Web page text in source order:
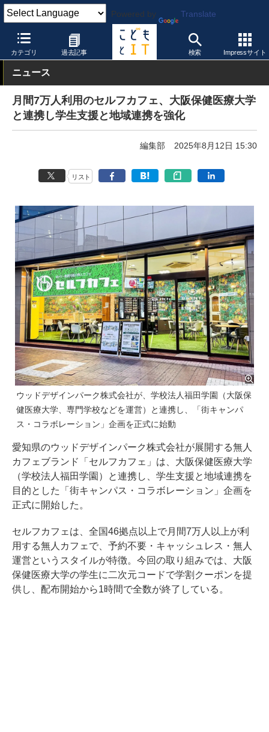
Powered by Translate
カテゴリ 過去記事 検索 Impressサイト
こどもとIT 製品・サービス
ニュース
月間7万人利用のセルフカフェ、大阪保健医療大学
と連携し学生支援と地域連携を強化
編集部 2025年8月12日 15:30
リスト
ウッドデザインパーク株式会社が、学校法人福田学園（大阪保
健医療大学、専門学校などを運営）と連携し、「街キャンパ
ス・コラボレーション」企画を正式に始動
愛知県のウッドデザインパーク株式会社が展開する無人
カフェブランド「セルフカフェ」は、大阪保健医療大学
（学校法人福田学園）と連携し、学生支援と地域連携を
目的とした「街キャンパス・コラボレーション」企画を
正式に開始した。
セルフカフェは、全国46拠点以上で月間7万人以上が利
用する無人カフェで、予約不要・キャッシュレス・無人
運営というスタイルが特徴。今回の取り組みでは、大阪
保健医療大学の学生に二次元コードで学割クーポンを提
供し、配布開始から1時間で全数が終了している。